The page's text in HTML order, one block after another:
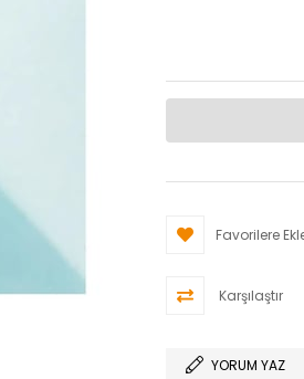
Favorilere
Karşılaştır
YORUM YAZ